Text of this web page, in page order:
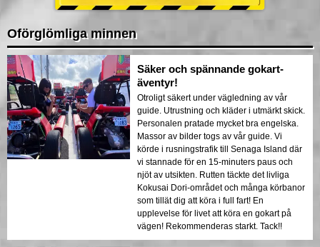
Oförglömliga minnen
Säker och spännande gokart-
äventyr!
Otroligt säkert under vägledning av vår
guide. Utrustning och kläder i utmärkt skick.
Personalen pratade mycket bra engelska.
Massor av bilder togs av vår guide. Vi
körde i rusningstrafik till Senaga Island där
vi stannade för en 15-minuters paus och
njöt av utsikten. Rutten täckte det livliga
Kokusai Dori-området och många körbanor
som tillät dig att köra i full fart! En
upplevelse för livet att köra en gokart på
vägen! Rekommenderas starkt. Tack!!